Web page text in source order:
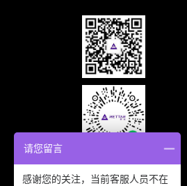
请您留言
感谢您的关注，当前客服人员不在